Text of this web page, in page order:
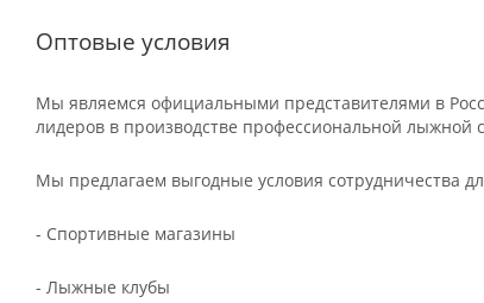
Оптовые условия
Мы являемся официальными представителями в
лидеров в производстве профессиональной лыжной
Мы предлагаем выгодные условия сотрудничества
- Спортивные магазины
- Лыжные клубы